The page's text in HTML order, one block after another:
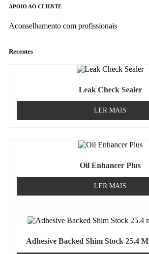
APOIO AO CLIENTE
Aconselhamento com profissionais
Recentes
Leak Check Sealer
LER MAIS
Oil Enhancer Plus
LER MAIS
Adhesive Backed Shim Stock 25.4